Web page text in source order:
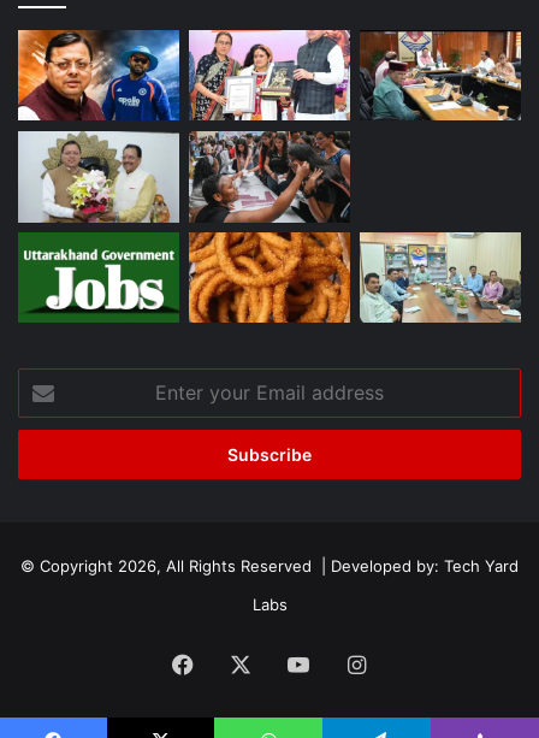
your
Email
© Copyright 2026, All Rights Reserved | Developed by: Tech Yard
Labs
Facebook YouTubeInstagram